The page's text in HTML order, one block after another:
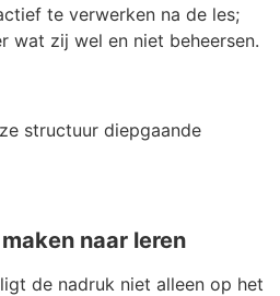
te verwerken na de les;
wat zij wel en niet beheersen.
structuur diepgaande
naar leren
de nadruk niet alleen op het